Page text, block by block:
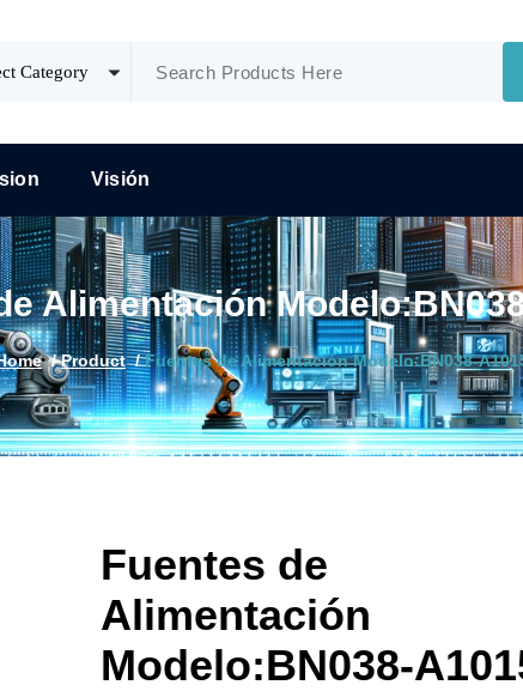
Visión
Alimentación
/Product/Fuentes de Alimentación Modelo:BN038-
Fuentes de
Alimentación
Modelo:BN038-